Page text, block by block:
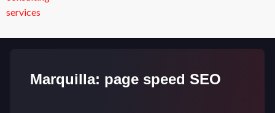
Marquilla: page speed SEO